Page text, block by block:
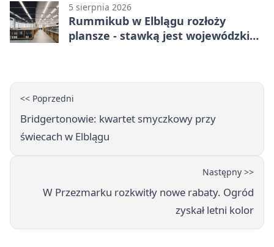
5 sierpnia 2026
Rummikub w Elblągu rozłoży
plansze - stawką jest wojewódzki
<< Poprzedni
Bridgertonowie: kwartet smyczkowy przy
świecach w Elblągu
Następny >>
W Przezmarku rozkwitły nowe rabaty. Ogród
zyskał letni kolor